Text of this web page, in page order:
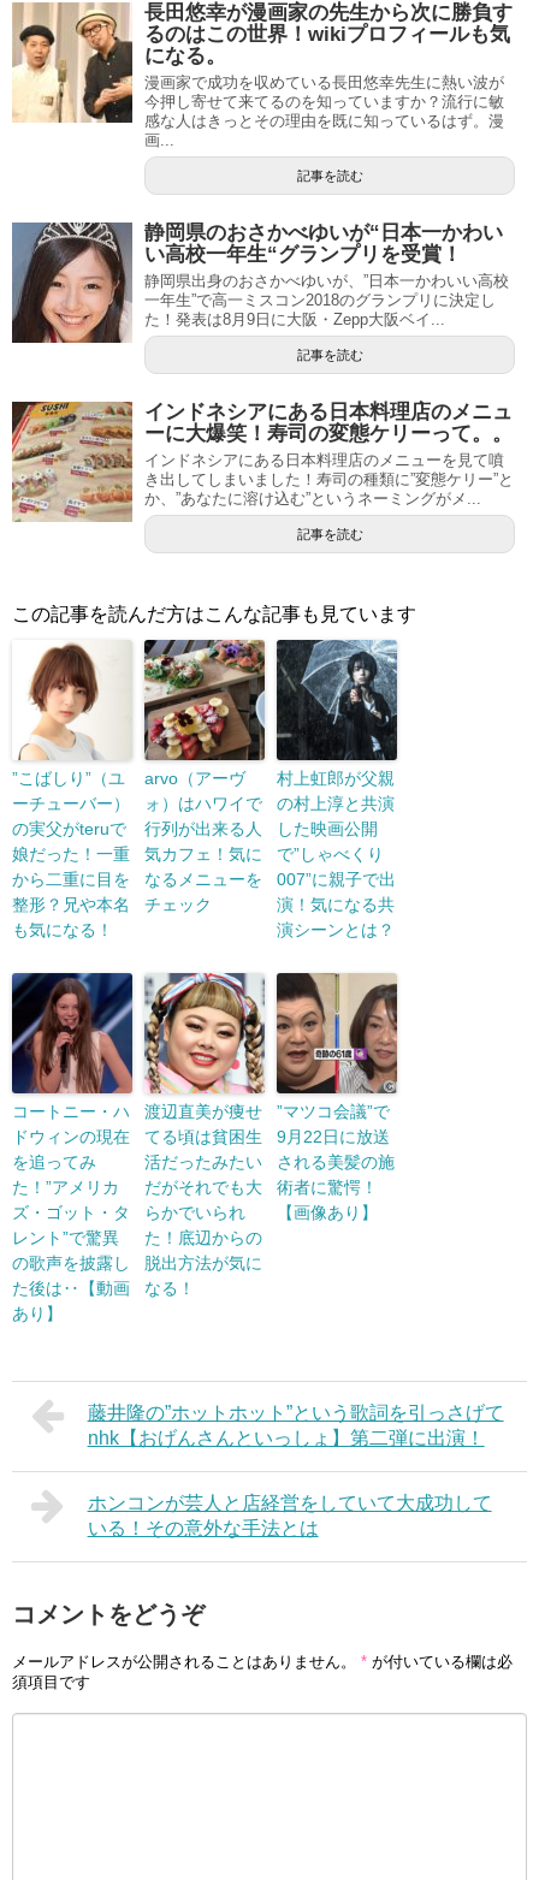
長田悠幸が漫画家の先生から次に勝負す
るのはこの世界！wikiプロフィールも気
になる。
漫画家で成功を収めている長田悠幸先生に熱い波が
今押し寄せて来てるのを知っていますか？流行に敏
感な人はきっとその理由を既に知っているはず。漫
画...
記事を読む
静岡県のおさかべゆいが“日本一かわい
い高校一年生“グランプリを受賞！
静岡県出身のおさかべゆいが、”日本一かわいい高校
一年生”で高一ミスコン2018のグランプリに決定し
た！発表は8月9日に大阪・Zepp大阪ベイ...
記事を読む
インドネシアにある日本料理店のメニュ
ーに大爆笑！寿司の変態ケリーって。。
インドネシアにある日本料理店のメニューを見て噴
き出してしまいました！寿司の種類に”変態ケリー”と
か、”あなたに溶け込む”というネーミングがメ...
記事を読む
この記事を読んだ方はこんな記事も見ています
”こばしり”（ユ
ーチューバー）
の実父がteruで
娘だった！一重
から二重に目を
整形？兄や本名
も気になる！
arvo（アーヴ
ォ）はハワイで
行列が出来る人
気カフェ！気に
なるメニューを
チェック
村上虹郎が父親
の村上淳と共演
した映画公開
で”しゃべくり
007”に親子で出
演！気になる共
演シーンとは？
コートニー・ハ
ドウィンの現在
を追ってみ
た！”アメリカ
ズ・ゴット・タ
レント”で驚異
の歌声を披露し
た後は‥【動画
あり】
渡辺直美が痩せ
てる頃は貧困生
活だったみたい
だがそれでも大
らかでいられ
た！底辺からの
脱出方法が気に
なる！
”マツコ会議”で
9月22日に放送
される美髪の施
術者に驚愕！
【画像あり】
藤井隆の”ホットホット”という歌詞を引っさげて
nhk【おげんさんといっしょ】第二弾に出演！
ホンコンが芸人と店経営をしていて大成功して
いる！その意外な手法とは
コメントをどうぞ
メールアドレスが公開されることはありません。 * が付いている欄は必
須項目です